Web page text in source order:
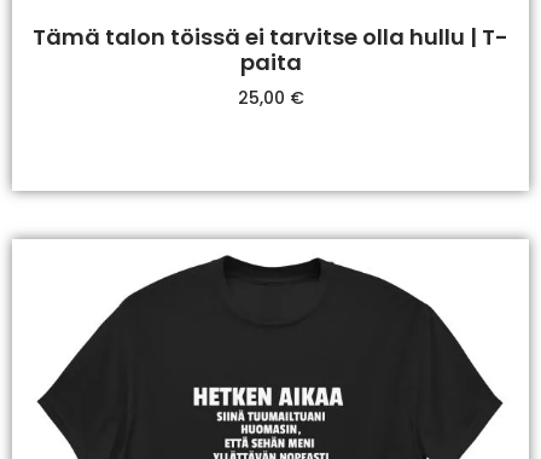
Tämä talon töissä ei tarvitse olla hullu | T-
paita
25,00 €